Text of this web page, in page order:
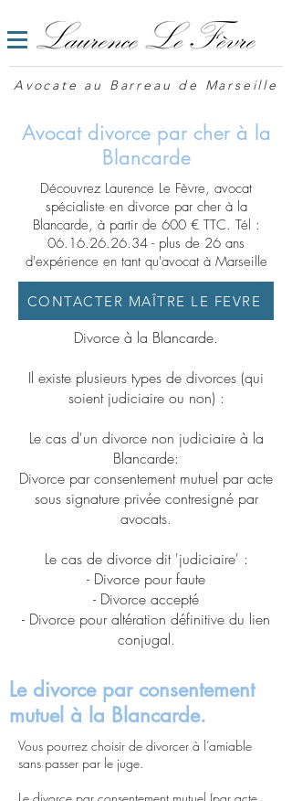
Avocate au Barreau de Marseille
Avocat divorce par cher à la
Blancarde
Découvrez Laurence Le Fèvre, avocat
spécialiste en divorce par cher à la
Blancarde, à partir de 600 € TTC. Tél :
06.16.26.26.34 - plus de 26 ans
d'expérience en tant qu'avocat à Marseille
CONTACTER MAÎTRE LE FEVRE
Divorce à la Blancarde.
Il existe plusieurs types de divorces (qui
soient judiciaire ou non) :
Le cas d'un divorce non judiciaire à la
Blancarde:
Divorce par consentement mutuel par acte
sous signature privée contresigné par
avocats.
Le cas de divorce dit 'judiciaire' :
- Divorce pour faute
- Divorce accepté
- Divorce pour altération définitive du lien
conjugal.
Le divorce par consentement
mutuel à la Blancarde.
Vous pourrez choisir de divorcer à l’amiable
sans passer par le juge.